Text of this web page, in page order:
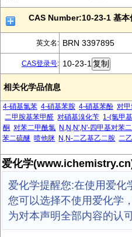
CAS Number:10-23-1 基本
英文名: BRN 3397895
CAS登录号: 10-23-1
相关化学品信息
4-硝基氯苯 4-硝基苯胺 4-硝基苯酚 对
二甲胺基苯甲醛 对硝基溴化苄 1-(氯甲
酮 对苯二甲酰氯 N,N,N',N'-四甲基对苯
苯二硫醚 喷他脒 N,N-二乙基乙二胺 二
爱化学
爱化学提醒您:在使用爱化
您可以选择不使用爱化学
为对本声明全部内容的认可